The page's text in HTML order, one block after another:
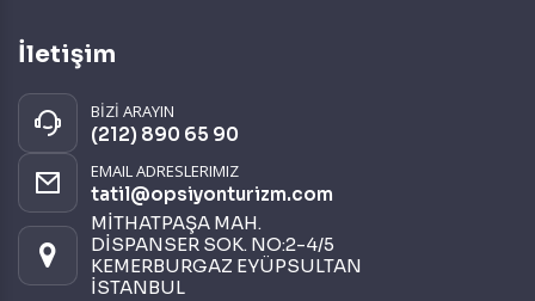
İletişim
BİZİ ARAYIN
(212) 890 65 90
EMAIL ADRESLERIMIZ
tatil@opsiyonturizm.com
MİTHATPAŞA MAH.
DİSPANSER SOK. NO:2-4/5
KEMERBURGAZ EYÜPSULTAN
İSTANBUL